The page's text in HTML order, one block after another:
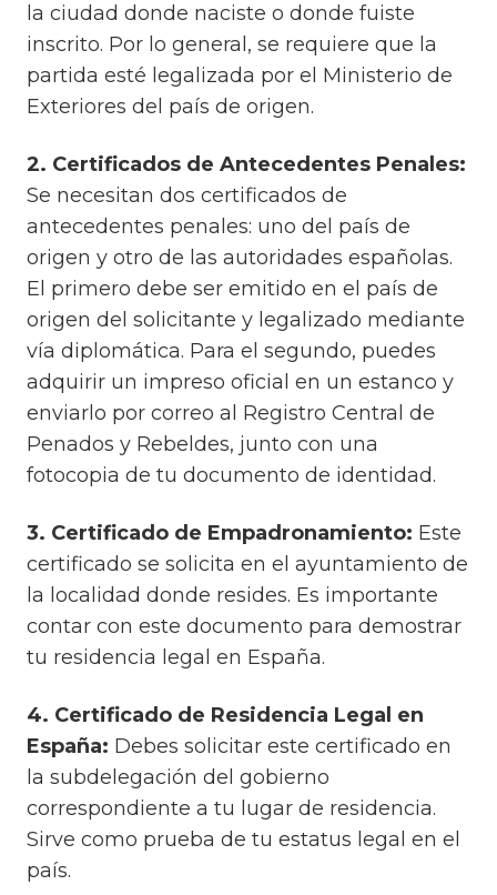
la ciudad donde naciste o donde fuiste
inscrito. Por lo general, se requiere que la
partida esté legalizada por el Ministerio de
Exteriores del país de origen.
2. Certificados de Antecedentes Penales:
Se necesitan dos certificados de
antecedentes penales: uno del país de
origen y otro de las autoridades españolas.
El primero debe ser emitido en el país de
origen del solicitante y legalizado mediante
vía diplomática. Para el segundo, puedes
adquirir un impreso oficial en un estanco y
enviarlo por correo al Registro Central de
Penados y Rebeldes, junto con una
fotocopia de tu documento de identidad.
3. Certificado de Empadronamiento: Este
certificado se solicita en el ayuntamiento de
la localidad donde resides. Es importante
contar con este documento para demostrar
tu residencia legal en España.
4. Certificado de Residencia Legal en
España: Debes solicitar este certificado en
la subdelegación del gobierno
correspondiente a tu lugar de residencia.
Sirve como prueba de tu estatus legal en el
país.